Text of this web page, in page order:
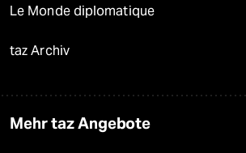
Le Monde diplomatique
taz Archiv
Mehr taz Angebote